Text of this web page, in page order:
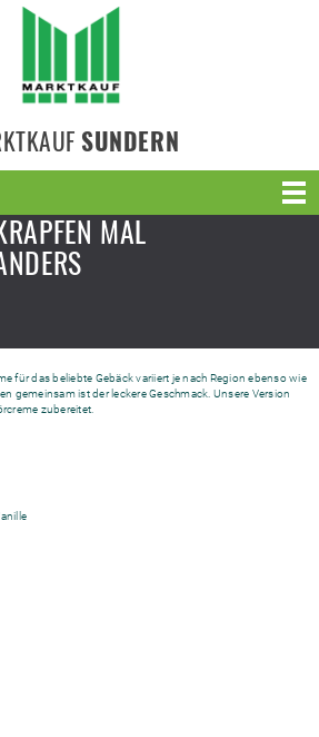
SUNDERN
MAL
für das beliebte Gebäck variiert je nach Region ebenso wie
gemeinsam ist der leckere Geschmack. Unsere Version
zubereitet.